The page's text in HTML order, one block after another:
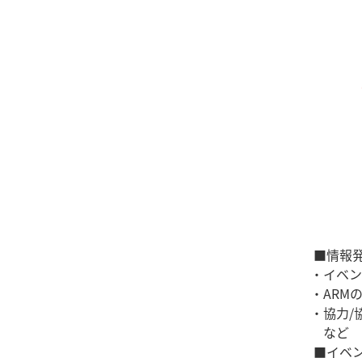
■情報発
・イベント
・ARMの
・協力/協
など
■イベン